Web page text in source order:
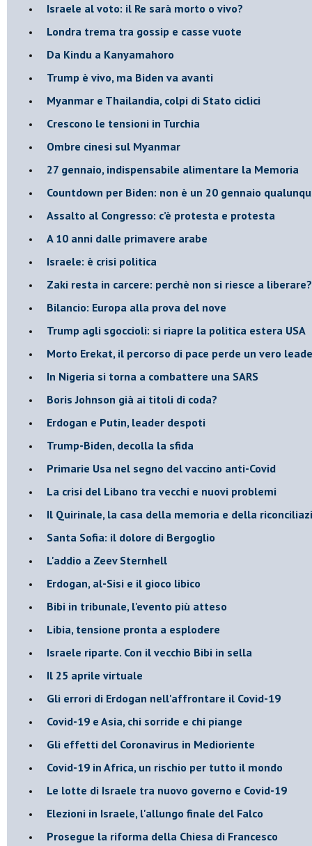
Israele al voto: il Re sarà morto o vivo?
Londra trema tra gossip e casse vuote
Da Kindu a Kanyamahoro
Trump è vivo, ma Biden va avanti
Myanmar e Thailandia, colpi di Stato ciclici
Crescono le tensioni in Turchia
Ombre cinesi sul Myanmar
27 gennaio, indispensabile alimentare la Memoria
Countdown per Biden: non è un 20 gennaio
Assalto al Congresso: c’è protesta e protesta
A 10 anni dalle primavere arabe
Israele: è crisi politica
Zaki resta in carcere: perchè non si riesce a liberare?
Bilancio: Europa alla prova del nove
Trump agli sgoccioli: si riapre la politica estera USA
Morto Erekat, il percorso di pace perde un vero
In Nigeria si torna a combattere una SARS
Boris Johnson già ai titoli di coda?
Erdogan e Putin, leader despoti
Trump-Biden, decolla la sfida
Primarie Usa nel segno del vaccino anti-Covid
La crisi del Libano tra vecchi e nuovi problemi
Il Quirinale, la casa della memoria e della
Santa Sofia: il dolore di Bergoglio
L'addio a ​Zeev Sternhell
Erdogan, al-Sisi e il gioco libico
Bibi in tribunale, l'evento più atteso
Libia, tensione pronta a esplodere
Israele riparte. Con il vecchio Bibi in sella
Il 25 aprile virtuale
Gli errori di Erdogan nell'affrontare il Covid-19
Covid-19 e Asia, chi sorride e chi piange
Gli effetti del Coronavirus in Medioriente
Covid-19 in Africa, un rischio per tutto il mondo
Le lotte di Israele tra nuovo governo e Covid-19
Elezioni in Israele, l'allungo finale del Falco
Prosegue la riforma della Chiesa di Francesco